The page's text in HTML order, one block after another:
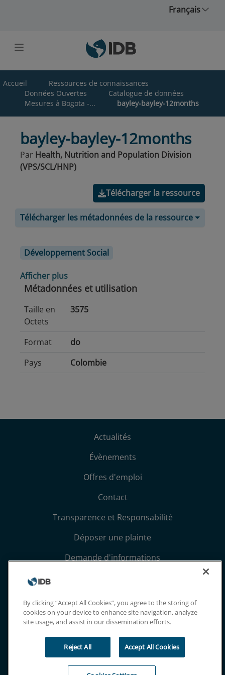
Français
Accueil
Ressources de connaissances
Données Ouvertes
Catalogue de données
Mesures à Bogota -...
bayley-bayley-12months
bayley-bayley-12months
Par Health, Nutrition and Population Division
(VPS/SCL/HNP)
Télécharger la ressource
Télécharger les métadonnées de la ressource
Développement Social
Afficher plus
Métadonnées et utilisation
Taille en
Octets
3575
Format
do
Pays
Colombie
Actualités
Évènements
Offres d'emploi
Contact
Transparence et Responsabilité
Déposer une plainte
Demande d'informations
Conditions générales et avis de confidentialité
Extranet
By clicking “Accept All Cookies”, you agree to the storing of
cookies on your device to enhance site navigation, analyze
site usage, and assist in our dissemination efforts.
Reject All Accept All Cookies